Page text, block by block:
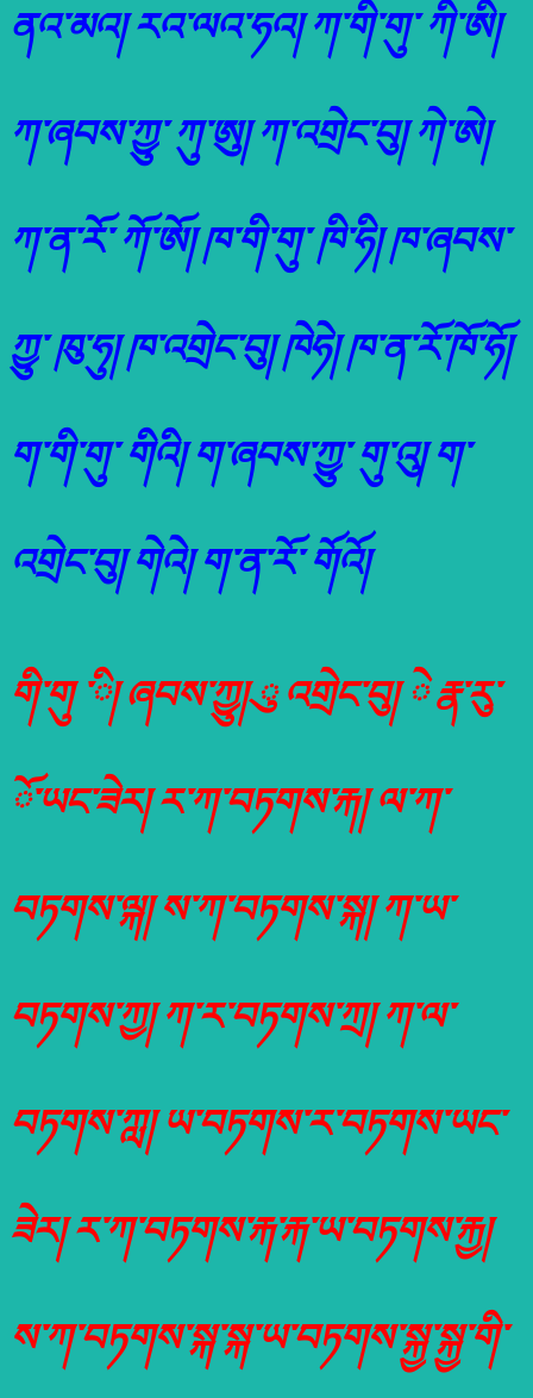
ནའ་མའ། རའ་ལའ་ཧའ། ཀ་གི་གུ་ ཀི་ཨི།
ཀ་ཞབས་ཀྱུ་ ཀུ་ཨུ། ཀ་འགྲེང་བུ། ཀེ་ཨེ།
ཀ་ན་རོ་ ཀོ་ཨོ། ཁ་གི་གུ་ ཁི་ཧི། ཁ་ཞབས་
ཀྱུ་ ཁུ་ཧུ། ཁ་འགྲེང་བུ། ཁེཧེ། ཁ་ན་རོ་ཁོ་ཧོ།
ག་གི་གུ་ གིའི། ག་ཞབས་ཀྱུ་ གུ་འུ། ག་
འགྲེང་བུ། གེའེ། ག་ན་རོ་ གོའོ།
གི་གུ ་ི། ཞབས་ཀྱུ། ུ འགྲེང་བུ། ེ རྣ་རུ་
ོ་ཡང་ཟེར། ར་ཀ་བཏགས་རྐ། ལ་ཀ་
བཏགས་ལྐ། ས་ཀ་བཏགས་སྐ། ཀ་ཡ་
བཏགས་ཀྱ། ཀ་ར་བཏགས་ཀྲ། ཀ་ལ་
བཏགས་ཀླ། ཡ་བཏགས་ར་བཏགས་ཡང་
ཟེར། ར་ཀ་བཏགས་རྐ་རྐ་ཡ་བཏགས་རྐྱ།
ས་ཀ་བཏགས་སྐ་སྐ་ཡ་བཏགས་སྐྱ་སྐྱ་གི་